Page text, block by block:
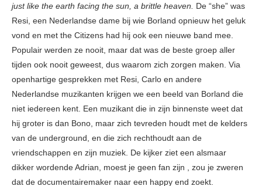
just like the earth facing the sun, a brittle heaven.
De “she” was
Resi, een Nederlandse dame bij wie Borland opnieuw het geluk
vond en met the Citizens had hij ook een nieuwe band mee.
Populair werden ze nooit, maar dat was de beste groep aller
tijden ook nooit geweest, dus waarom zich zorgen maken. Via
openhartige gesprekken met Resi, Carlo en andere
Nederlandse muzikanten krijgen we een beeld van Borland die
niet iedereen kent. Een muzikant die in zijn binnenste weet dat
hij groter is dan Bono, maar zich tevreden houdt met de kelders
van de underground, en die zich rechthoudt aan de
vriendschappen en zijn muziek. De kijker ziet een alsmaar
dikker wordende Adrian, moest je geen fan zijn , zou je zweren
dat de documentairemaker naar een happy end zoekt.